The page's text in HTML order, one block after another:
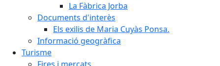
La Fàbrica Jorba
Documents d'interès
Els exilis de Maria Cuyàs Ponsa.
Informació geogràfica
Turisme